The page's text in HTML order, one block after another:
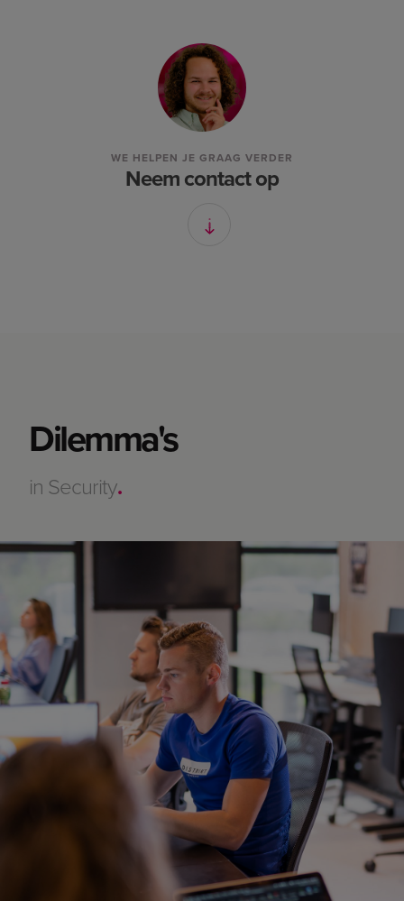
WE HELPEN JE GRAAG VERDER
Neem contact op
Dilemma's
in Security.